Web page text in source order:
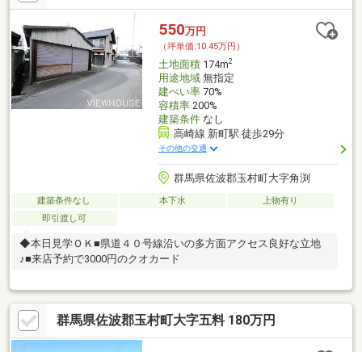
550万円
（坪単価:10.45万円）
土地面積174m2
用途地域無指定
建ぺい率70%
容積率200%
建築条件なし
高崎線 新町駅 徒歩29分
その他の交通
群馬県佐波郡玉村町大字角渕
建築条件なし 本下水
上物有り
即引渡し可
◆本日見学ＯＫ■県道４０号線沿いの多方面アクセス良好な立地
♪■来店予約で3000円のクオカード
群馬県佐波郡玉村町大字五料 180万円